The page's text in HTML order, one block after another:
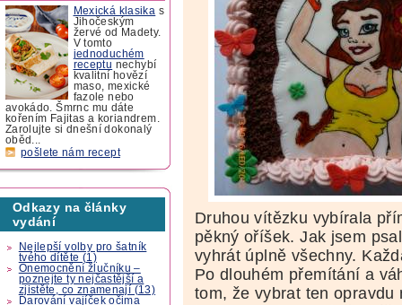
Mexická klasika s
Jihočeským
žervé od Madety.
V tomto
jednoduchém
receptu nechybí
kvalitní hovězí
maso, mexické
fazole nebo
avokádo. Šmrnc mu dáte
kořením Fajitas a koriandrem.
Zarolujte si dnešní dokonalý
oběd...
pošlete nám recept
Odkazy na články
vydání
Nejlepší volby pro šatník
tvého dítěte (1)
Onemocnění žlučníku –
poznejte ty nejčastější a
zjistěte, co znamenají (13)
Darování vajíček očima
Druhou vítězku vybírala
pěkný oříšek. Jak jsem
vyhrát úplně všechny.
Po dlouhém přemítání a
tom, že vybrat ten